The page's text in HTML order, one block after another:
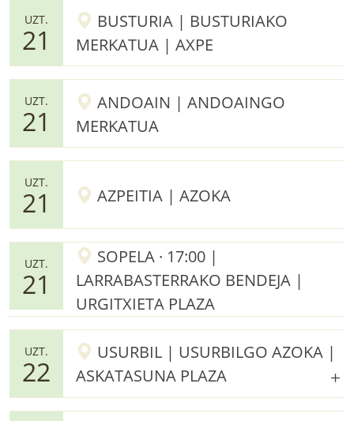
UZT.
21
BUSTURIA | BUSTURIAKO
MERKATUA | AXPE
UZT.
21
ANDOAIN | ANDOAINGO
MERKATUA
UZT.
21 AZPEITIA | AZOKA
UZT.
21
SOPELA · 17:00 |
LARRABASTERRAKO BENDEJA |
URGITXIETA PLAZA
UZT.
22
USURBIL | USURBILGO AZOKA |
ASKATASUNA PLAZA